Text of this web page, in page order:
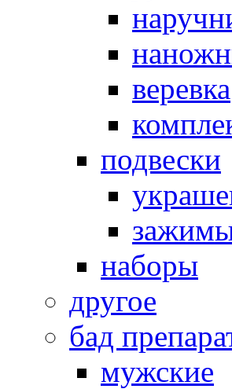
веревка
подвески
наборы
другое
бад
мужские